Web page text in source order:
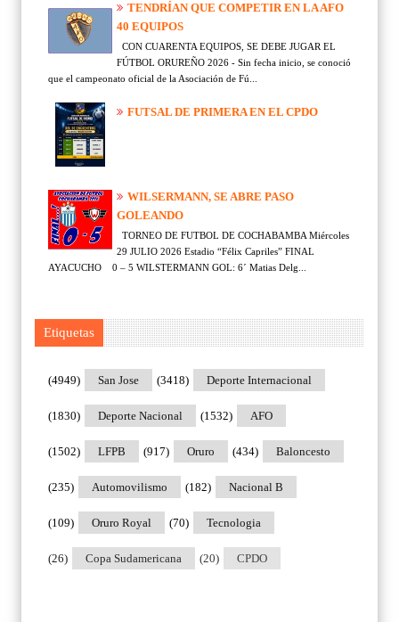
TENDRÍAN QUE COMPETIR EN LA AFO
40 EQUIPOS
CON CUARENTA EQUIPOS, SE DEBE JUGAR EL
FÚTBOL ORUREÑO 2026 - Sin fecha inicio, se conoció
que el campeonato oficial de la Asociación de Fú...
FUTSAL DE PRIMERA EN EL CPDO
WILSERMANN, SE ABRE PASO
GOLEANDO
TORNEO DE FUTBOL DE COCHABAMBA Miércoles
29 JULIO 2026 Estadio “Félix Capriles” FINAL
AYACUCHO 0 – 5 WILSTERMANN GOL: 6´ Matias Delg...
Etiquetas
San Jose
(4949) Deporte Internacional
(3418)
Deporte Nacional
(1830) AFO
(1532)
LFPB
(1502) Oruro
(917) Baloncesto
(434)
Automovilismo
(235) Nacional B
(182)
Oruro Royal
(109) Tecnologia
(70)
Copa Sudamericana
(26) CPDO
(20)